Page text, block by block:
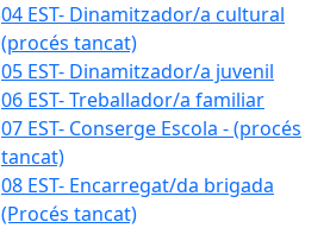
04 EST- Dinamitzador/a cultural
(procés tancat)
05 EST- Dinamitzador/a juvenil
06 EST- Treballador/a familiar
07 EST- Conserge Escola - (procés
tancat)
08 EST- Encarregat/da brigada
(Procés tancat)